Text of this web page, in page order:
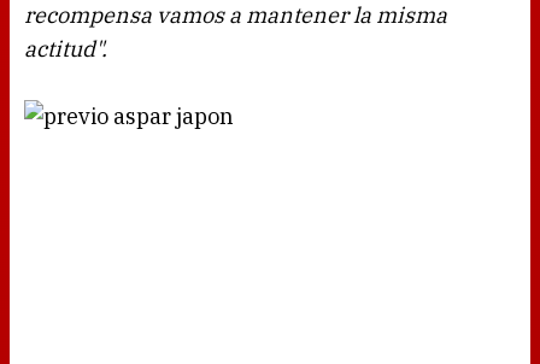
recompensa vamos a mantener la misma
actitud".